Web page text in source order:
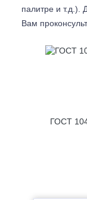
палитре и т.д.).
Вам
ГОСТ